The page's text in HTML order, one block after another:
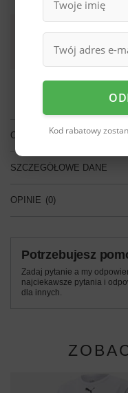
Smile - dostawy ze sklepów
OPIS
SZCZEGÓŁOWE DANE
OPINIE (0)
Potrzebujesz
Zadaj pytanie a my
najciekawsze pytania i
dla innych.
Kod rabatowy